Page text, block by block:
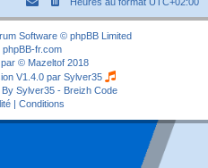
Software © phpBB Limited
phpBB-fr.com
par © Mazeltof 2018
V1.4.0 par Sylver35
By Sylver35 - Breizh Code
| Conditions